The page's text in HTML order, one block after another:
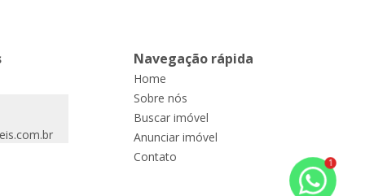
Navegação rápida
Home
Sobre nós
Buscar imóvel
Anunciar imóvel
Contato
1